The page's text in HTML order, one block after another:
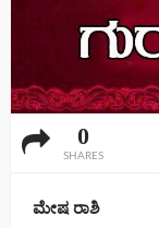
0
SHARES
ಮೇಷ ರಾಶಿ